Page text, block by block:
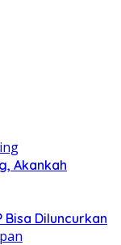
Akankah
Bisa Diluncurkan